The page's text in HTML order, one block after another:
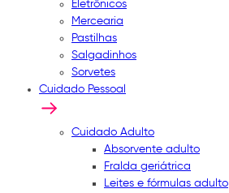
Eletrônicos
Mercearia
Pastilhas
Salgadinhos
Sorvetes
Cuidado Pessoal
Cuidado Adulto
Absorvente adulto
Fralda geriátrica
Leites e fórmulas adulto